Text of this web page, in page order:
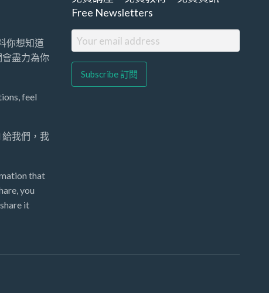
你想知道
會盡力為你
feel
給我們，我
that
you
it
Free Newsletters